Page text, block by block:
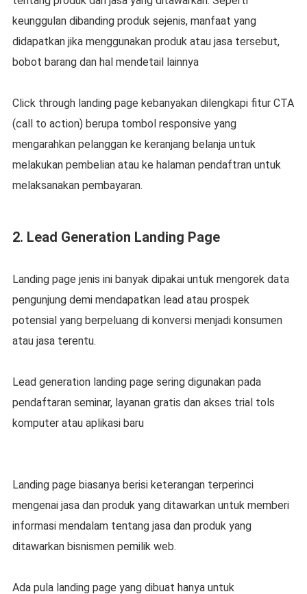
keunggulan dibanding produk sejenis, manfaat yang
didapatkan jika menggunakan produk atau jasa tersebut,
bobot barang dan hal mendetail lainnya
Click through landing page kebanyakan dilengkapi fitur CTA
(call to action) berupa tombol responsive yang
mengarahkan pelanggan ke keranjang belanja untuk
melakukan pembelian atau ke halaman pendaftran untuk
melaksanakan pembayaran.
2. Lead Generation Landing Page
Landing page jenis ini banyak dipakai untuk mengorek data
pengunjung demi mendapatkan lead atau prospek
potensial yang berpeluang di konversi menjadi konsumen
atau jasa terentu.
Lead generation landing page sering digunakan pada
pendaftaran seminar, layanan gratis dan akses trial tols
komputer atau aplikasi baru
Landing page biasanya berisi keterangan terperinci
mengenai jasa dan produk yang ditawarkan untuk memberi
informasi mendalam tentang jasa dan produk yang
ditawarkan bisnismen pemilik web.
Ada pula landing page yang dibuat hanya untuk